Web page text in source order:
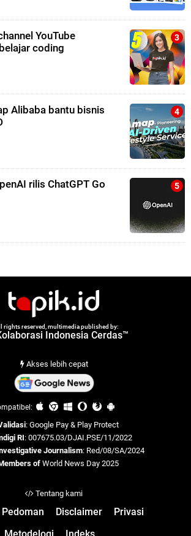
YouTube
coding
Alibaba bantu bisnis
rilis ChatGPT Go
rights reserved, multimedia published by:
Indonesia Cerdas™
Akses lebih cepat
: Google Pay & Play Protect
RI: 007675.03/DJAI.PSE/11/2022
Journalism: Red/08/SA/2024
of World News Day 2025
Tentang kami
Pedoman Disclaimer
Privasi